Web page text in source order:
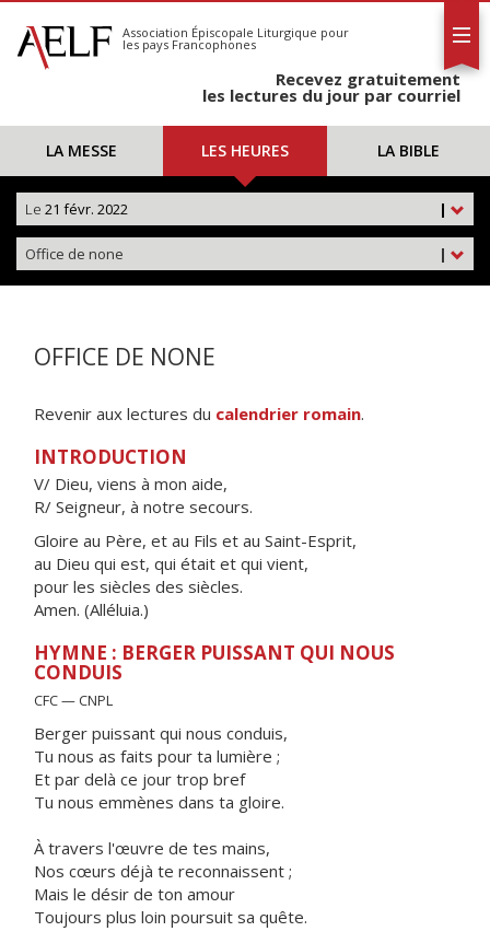
S'abonner
Calendrier
Association Épiscopale Liturgique pour
les pays Francophones
Recevez gratuitement
les lectures du jour par courriel
LA MESSE LES HEURES LA BIBLE
|
Le 21 févr. 2022
|
Office de none
OFFICE DE NONE
Revenir aux lectures du calendrier romain.
INTRODUCTION
V/ Dieu, viens à mon aide,
R/ Seigneur, à notre secours.
Gloire au Père, et au Fils et au Saint-Esprit,
au Dieu qui est, qui était et qui vient,
pour les siècles des siècles.
Amen. (Alléluia.)
HYMNE : BERGER PUISSANT QUI NOUS
CONDUIS
CFC — CNPL
Berger puissant qui nous conduis,
Tu nous as faits pour ta lumière ;
Et par delà ce jour trop bref
Tu nous emmènes dans ta gloire.
À travers l'œuvre de tes mains,
Nos cœurs déjà te reconnaissent ;
Mais le désir de ton amour
Toujours plus loin poursuit sa quête.